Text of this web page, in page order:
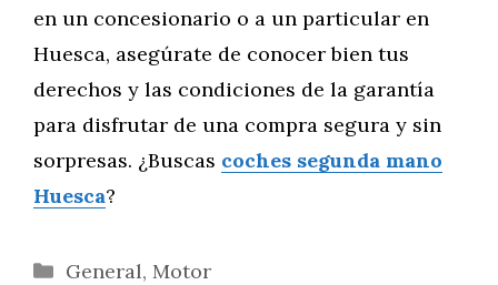
en un concesionario o a un particular en
Huesca, asegúrate de conocer bien tus
derechos y las condiciones de la garantía
para disfrutar de una compra segura y sin
sorpresas. ¿Buscas coches segunda mano
Huesca?
Categorías
General, Motor